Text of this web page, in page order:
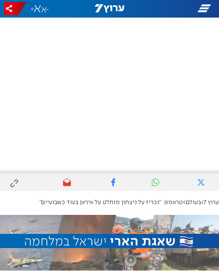
-
+
ערוץ 7 בעולם טראמפ: "נכריז על ניצחון מוחלט על איראן בעוד כשבועיים"